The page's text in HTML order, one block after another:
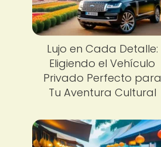
Lujo en Cada Detalle:
Eligiendo el Vehículo
Privado Perfecto para
Tu Aventura Cultural